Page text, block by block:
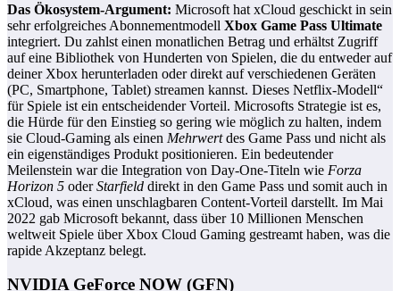
Das Ökosystem-Argument: Microsoft hat xCloud geschickt in sein
sehr erfolgreiches Abonnementmodell Xbox Game Pass Ultimate
integriert. Du zahlst einen monatlichen Betrag und erhältst Zugriff
auf eine Bibliothek von Hunderten von Spielen, die du entweder auf
deiner Xbox herunterladen oder direkt auf verschiedenen Geräten
(PC, Smartphone, Tablet) streamen kannst. Dieses Netflix-Modell“
für Spiele ist ein entscheidender Vorteil. Microsofts Strategie ist es,
die Hürde für den Einstieg so gering wie möglich zu halten, indem
sie Cloud-Gaming als einen Mehrwertdes Game Pass und nicht als
ein eigenständiges Produkt positionieren. Ein bedeutender
Meilenstein war die Integration von Day-One-Titeln wie Forza
Horizon 5 oderStarfield direkt in den Game Pass und somit auch in
xCloud, was einen unschlagbaren Content-Vorteil darstellt. Im Mai
2022 gab Microsoft bekannt, dass über 10 Millionen Menschen
weltweit Spiele über Xbox Cloud Gaming gestreamt haben, was die
rapide Akzeptanz belegt.
NVIDIA GeForce NOW (GFN)